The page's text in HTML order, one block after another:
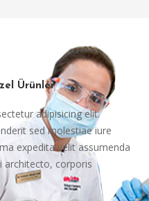
Ürünler
adipisicing elit.
sed molestiae iure
expedita velit assumenda
architecto, corporis